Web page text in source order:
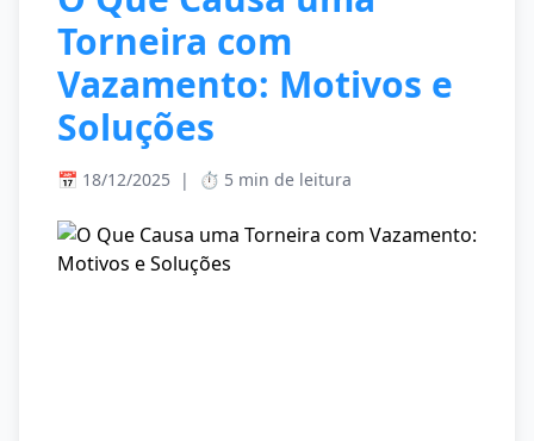
Torneira com
Vazamento: Motivos e
Soluções
📅 18/12/2025 | ⏱️ 5 min de leitura